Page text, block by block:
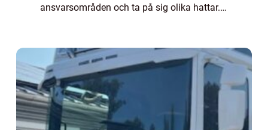
ansvarsområden och ta på sig olika hattar.
oss ...